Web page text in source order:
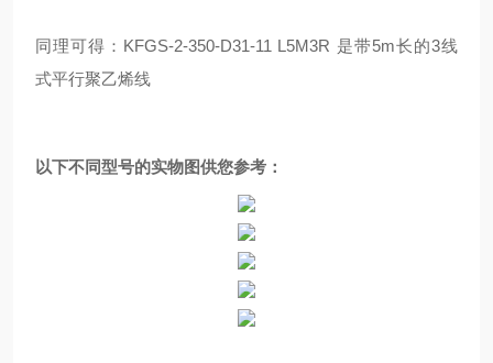
同理可得：KFGS-2-350-D31-11 L5M3R 是带5m长的3线
式平行聚乙烯线
以下不同型号的实物图供您参考：